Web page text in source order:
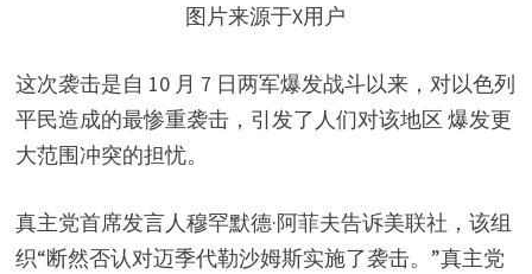
图片来源于X用户
这次袭击是自 10 月 7 日两军爆发战斗以来，对以色列
平民造成的最惨重袭击，引发了人们对该地区 爆发更
大范围冲突的担忧。
真主党首席发言人穆罕默德·阿菲夫告诉美联社，该组
织“断然否认对迈季代勒沙姆斯实施了袭击。”真主党